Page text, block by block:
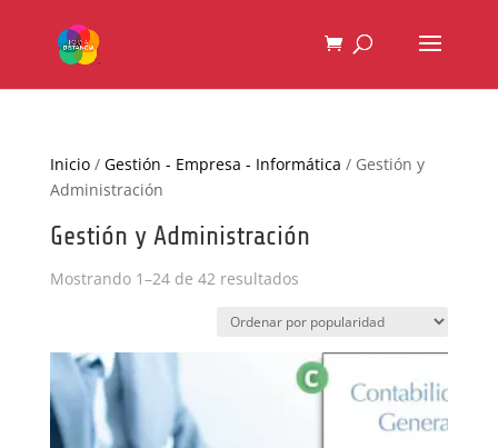
Inicio/ Gestión - Empresa - Informática / Gestión y
Administración
Gestión y Administración
Mostrando 1–24 de 42 resultadosOrdenado
popularidad